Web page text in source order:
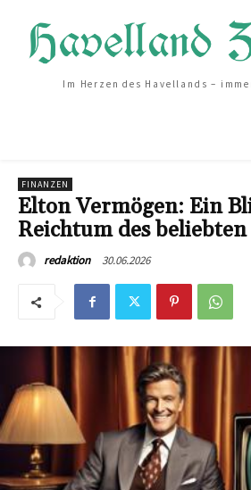
Im Herzen des Havellands –
FINANZEN
Elton Vermögen: Ein
Reichtum des
redaktion 30.06.2026